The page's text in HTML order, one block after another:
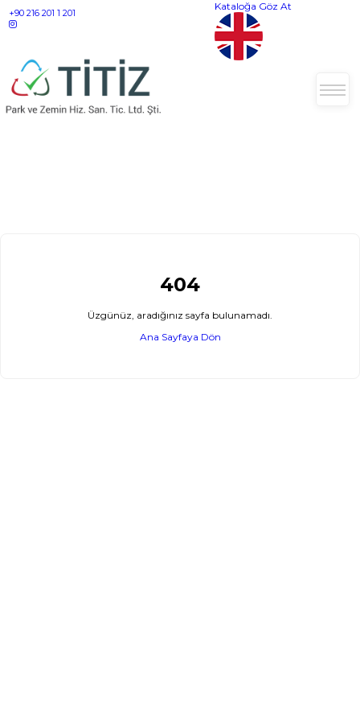
+90 216 201 1 201
Kataloğa Göz At
404
Üzgünüz, aradığınız sayfa bulunamadı.
Ana Sayfaya Dön